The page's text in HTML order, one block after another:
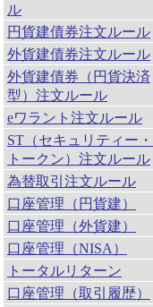
ル
円貨建債券注文ルール
外貨建債券注文ルール
外貨建債券（円貨決済
型）注文ルール
eワラント注文ルール
ST（セキュリティー・
トークン）注文ルール
為替取引注文ルール
口座管理（円貨建）
口座管理（外貨建）
口座管理（NISA）
トータルリターン
口座管理（取引履歴）